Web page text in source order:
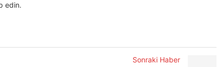
edin.
Sonraki Haber